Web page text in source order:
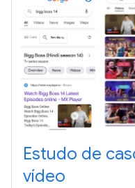
Estudo de
vídeo